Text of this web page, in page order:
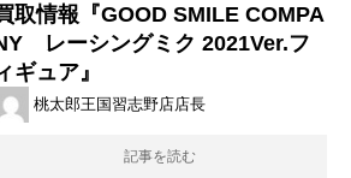
取情報『GOOD ​SMILE ​COMPA
レーシングミク ​2021Ver.フ
ギュア』
桃太郎王国習志野店店長
記事を読む